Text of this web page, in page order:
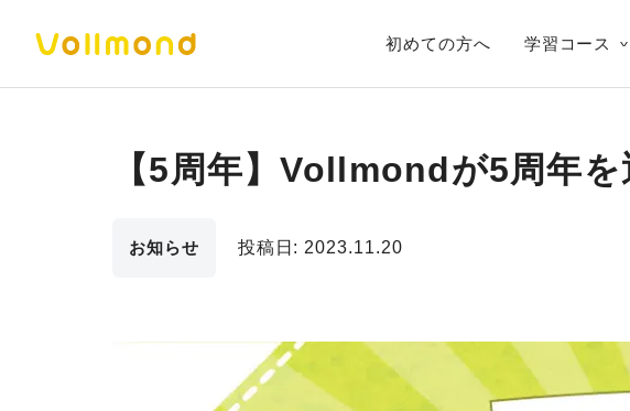
初めての方へ 学習コース
【5周年】Vollmondが5周年を
お知らせ 投稿日: 2023.11.20